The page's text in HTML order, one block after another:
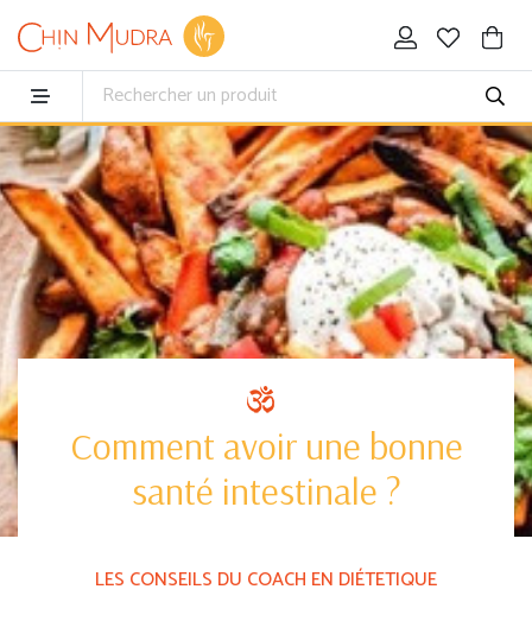
Comment avoir une bonne
santé intestinale ?
LES CONSEILS DU COACH EN DIÉTETIQUE